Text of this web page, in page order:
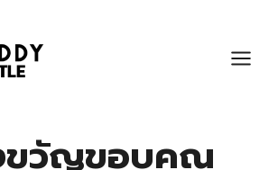
ขวัญขอบคุณ